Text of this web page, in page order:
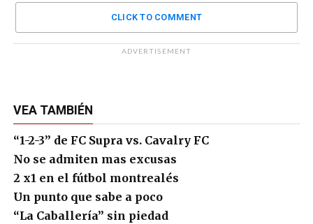
CLICK TO COMMENT
ADVERTISEMENT
VEA TAMBIÉN
“1-2-3” de FC Supra vs. Cavalry FC
No se admiten mas excusas
2 x1 en el fútbol montrealés
Un punto que sabe a poco
“La Caballería” sin piedad